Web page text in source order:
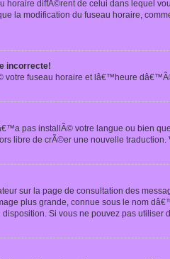
horaire diffÃ©rent de celui dans lequel
la modification du fuseau horaire,
incorrecte!
votre fuseau horaire et lâ€™heure
pas installÃ© votre langue ou bien
libre de crÃ©er une nouvelle
sur la page de consultation des
plus grande, connue sous le
Si vous ne pouvez pas